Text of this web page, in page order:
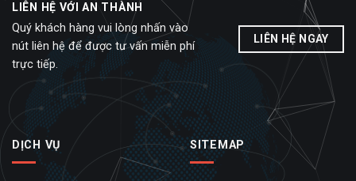
LIÊN HỆ VỚI AN THÀNH
Quý khách hàng vui lòng nhấn vào
nút liên hệ để được tư vấn miễn phí
trực tiếp.
LIÊN HỆ NGAY
DỊCH VỤ SITEMAP